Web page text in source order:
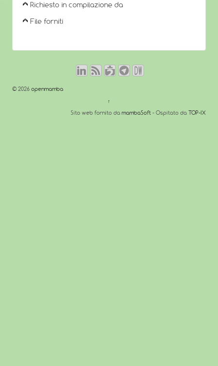
Richiesto in compilazione da
File forniti
© 2026 openmamba
↑
Sito web fornito da mambaSoft - Ospitato da TOP-IX